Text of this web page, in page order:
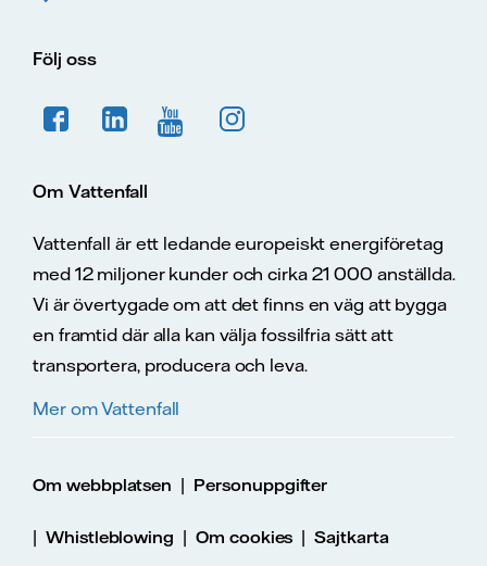
Följ oss
Om Vattenfall
Vattenfall är ett ledande europeiskt energiföretag
med 12 miljoner kunder och cirka 21 000 anställda.
Vi är övertygade om att det finns en väg att bygga
en framtid där alla kan välja fossilfria sätt att
transportera, producera och leva.
Mer om Vattenfall
Om webbplatsen | Personuppgifter
| Whistleblowing | Om cookies |Sajtkarta